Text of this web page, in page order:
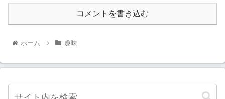
コメントを書き込む
ホーム 趣味